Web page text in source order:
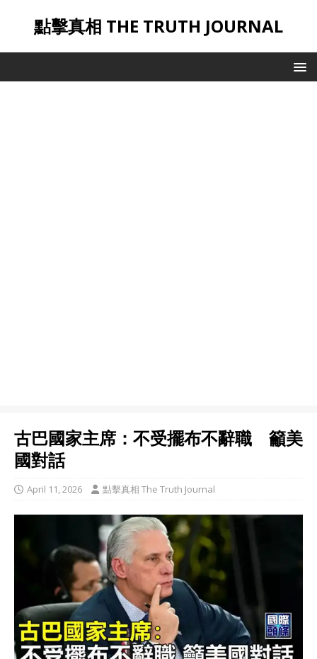
點擊真相 THE TRUTH JOURNAL
古巴國家主席：不受擺布不辭職 籲美
國對話
April 11, 2026 點擊真相 The Truth Journal